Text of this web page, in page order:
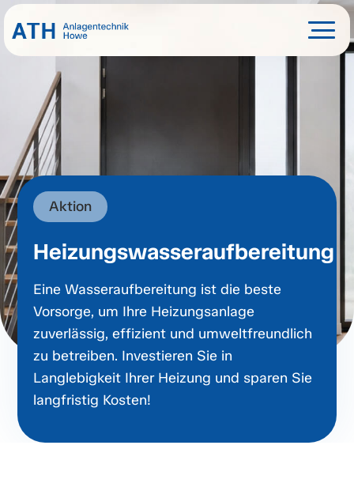
Aktion
Heizungswasseraufbereitung
Eine Wasseraufbereitung ist die beste
Vorsorge, um Ihre Heizungsanlage
zuverlässig, effizient und umweltfreundlich
zu betreiben. Investieren Sie in
Langlebigkeit Ihrer Heizung und sparen Sie
langfristig Kosten!